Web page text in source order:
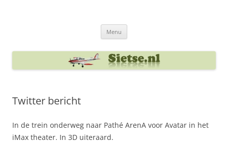
Menu
Twitter bericht
In de trein onderweg naar Pathé ArenA voor Avatar in het
iMax theater. In 3D uiteraard.